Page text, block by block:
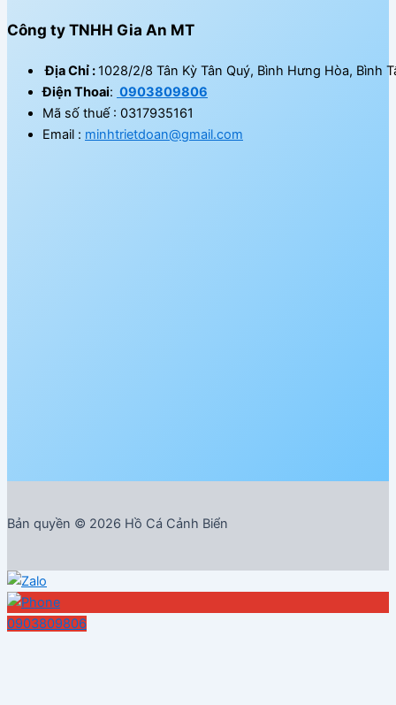
Công ty TNHH Gia An MT
Địa Chỉ :1028/2/8 Tân Kỳ Tân Quý, Bình Hưng Hòa, Bình
Điện Thoai: 0903809806
Mã số thuế : 0317935161
Email : minhtrietdoan@gmail.com
Bản quyền © 2026 Hồ Cá Cảnh Biển
0903809806